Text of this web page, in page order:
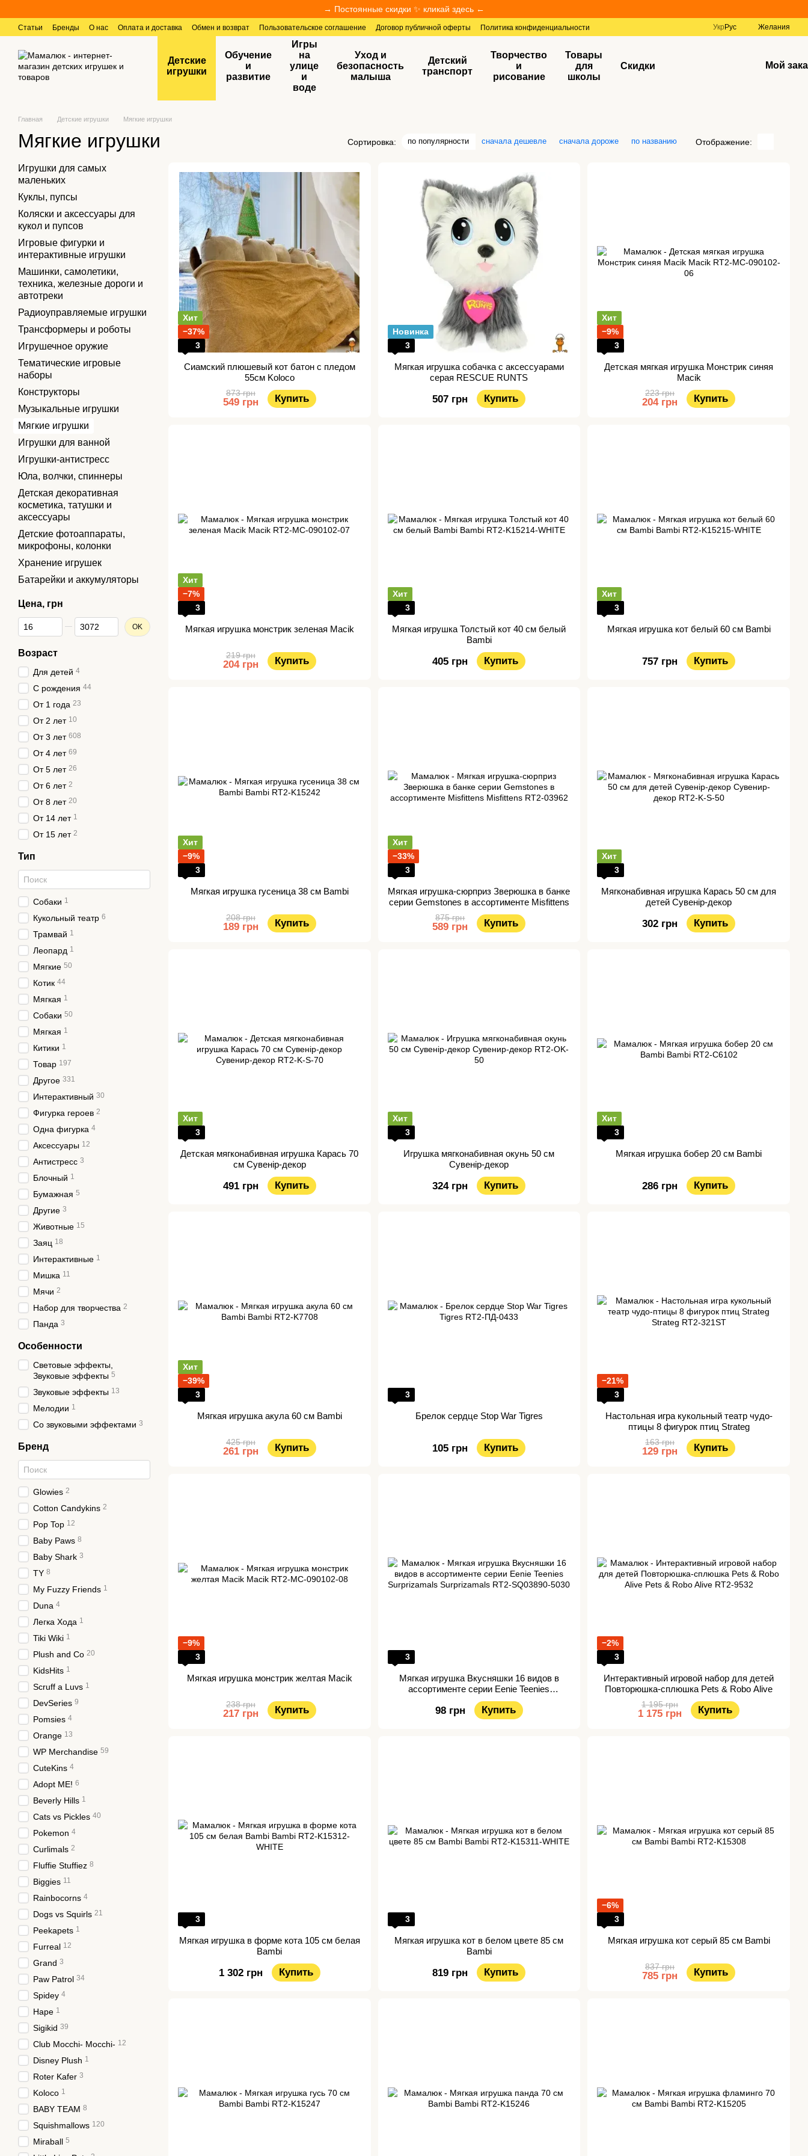
→ Постоянные скидки ✨ кликай здесь ←
Статьи Бренды О нас Оплата и доставка Обмен и возврат Пользовательское соглашение Договор публичной оферты
Политика конфиденциальности
Укр Рус Желания
Детские
игрушки
Обучение
и
развитие
Игры
на
улице
и
воде
Уход и
безопасность
малыша
Детский
транспорт
Творчество
и
рисование
Товары
для
школы
Скидки Мой
Главная Детские игрушки Мягкие игрушки
Мягкие игрушки Сортировка: по популярности сначала дешевле сначала дороже по названию Отображение:
Хит
−37%
3
Сиамский плюшевый кот батон с пледом
55см Koloco
873 грн
549 грн Купить
Новинка
3
Мягкая игрушка собачка с аксессуарами
серая RESCUE RUNTS
507 грн Купить
Хит
−9%
3
Детская мягкая игрушка Монстрик синяя
Macik
223 грн
204 грн Купить
Хит
−7%
3
Мягкая игрушка монстрик зеленая Macik
219 грн
204 грн Купить
Хит
3
Мягкая игрушка Толстый кот 40 см белый
Bambi
405 грн Купить
Хит
3
Мягкая игрушка кот белый 60 см Bambi
757 грн Купить
Хит
−9%
3
Мягкая игрушка гусеница 38 см Bambi
208 грн
189 грн Купить
Хит
−33%
3
Мягкая игрушка-сюрприз Зверюшка в банке
серии Gemstones в ассортименте Misfittens
875 грн
589 грн Купить
Хит
3
Мягконабивная игрушка Карась 50 см для
детей Сувенір-декор
302 грн Купить
Хит
3
Детская мягконабивная игрушка Карась 70
см Сувенір-декор
491 грн Купить
Хит
3
Игрушка мягконабивная окунь 50 см
Сувенір-декор
324 грн Купить
Хит
3
Мягкая игрушка бобер 20 см Bambi
286 грн Купить
Хит
−39%
3
Мягкая игрушка акула 60 см Bambi
425 грн
261 грн Купить
3
Брелок сердце Stop War Tigres
105 грн Купить
−21%
3
Настольная игра кукольный театр чудо-
птицы 8 фигурок птиц Strateg
163 грн
129 грн Купить
−9%
3
Мягкая игрушка монстрик желтая Macik
238 грн
217 грн Купить
3
Мягкая игрушка Вкусняшки 16 видов в
ассортименте серии Eenie Teenies
Surprizamals
98 грн Купить
−2%
3
Интерактивный игровой набор для детей
Повторюшка-сплюшка Pets & Robo Alive
1 195 грн
1 175 грн Купить
3
Мягкая игрушка в форме кота 105 см белая
Bambi
1 302 грн Купить
3
Мягкая игрушка кот в белом цвете 85 см
Bambi
819 грн Купить
−6%
3
Мягкая игрушка кот серый 85 см Bambi
837 грн
785 грн Купить
Игрушки для самых
маленьких
Куклы, пупсы
Коляски и аксессуары для
кукол и пупсов
Игровые фигурки и
интерактивные игрушки
Машинки, самолетики,
техника, железные дороги и
автотреки
Радиоуправляемые игрушки
Трансформеры и роботы
Игрушечное оружие
Тематические игровые
наборы
Конструкторы
Музыкальные игрушки
Мягкие игрушки
Игрушки для ванной
Игрушки-антистресс
Юла, волчки, спиннеры
Детская декоративная
косметика, татушки и
аксессуары
Детские фотоаппараты,
микрофоны, колонки
Хранение игрушек
Батарейки и аккумуляторы
Цена, грн
От Цена, грн
До Цена, грн OK
Возраст
Для детей 4
С рождения 44
От 1 года 23
От 2 лет 10
От 3 лет 608
От 4 лет 69
От 5 лет 26
От 6 лет 2
От 8 лет 20
От 14 лет 1
От 15 лет 2
Тип
Собаки 1
Кукольный театр 6
Трамвай 1
Леопард 1
Мягкие 50
Котик 44
Мягкая 1
Собаки 50
Мягкая 1
Китики 1
Товар 197
Другое 331
Интерактивный 30
Фигурка героев 2
Одна фигурка 4
Аксессуары 12
Антистресс 3
Блочный 1
Бумажная 5
Другие 3
Животные 15
Заяц 18
Интерактивные 1
Мишка 11
Мячи 2
Набор для творчества 2
Панда 3
Особенности
Световые эффекты,
Звуковые эффекты 5
Звуковые эффекты 13
Мелодии 1
Со звуковыми эффектами 3
Бренд
Glowies 2
Cotton Candykins 2
Pop Top 12
Baby Paws 8
Baby Shark 3
TY 8
My Fuzzy Friends 1
Duna 4
Легка Хода 1
Tiki Wiki 1
Plush and Co 20
KidsHits 1
Scruff a Luvs 1
DevSeries 9
Pomsies 4
Orange 13
WP Merchandise 59
CuteKins 4
Adopt ME! 6
Beverly Hills 1
Cats vs Pickles 40
Pokemon 4
Curlimals 2
Fluffie Stuffiez 8
Biggies 11
Rainbocorns 4
Dogs vs Squirls 21
Peekapets 1
Furreal 12
Grand 3
Paw Patrol 34
Spidey 4
Hape 1
Sigikid 39
Club Mocchi- Mocchi- 12
Disney Plush 1
Roter Kafer 3
Koloco 1
BABY TEAM 8
Squishmallows 120
Miraball 5